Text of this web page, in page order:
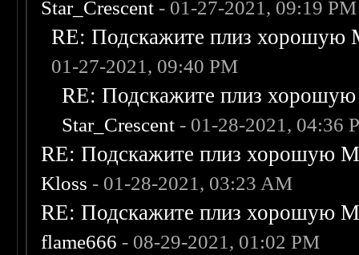
Star_Crescent - 01-27-2021, 09:19 PM
RE: Подскажите плиз хорошую
01-27-2021, 09:40 PM
RE: Подскажите плиз
Star_Crescent - 01-28-2021, 04:36
RE: Подскажите плиз хорошую
Kloss - 01-28-2021, 03:23 AM
RE: Подскажите плиз хорошую
flame666 - 08-29-2021, 01:02 PM